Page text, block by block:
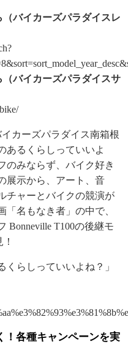
バイカーズパラダイスレ
バイカーズパラダイスサ
カーズパラダイス南箱根
あるくらしっていいよ
のみならず、バイク好き
展示から、アート、音
チャーとバイクの競演が
名もなき者」の中で、
Bonneville T100の後継モ
くらしっていいよね？」
！各種キャンペーンを実